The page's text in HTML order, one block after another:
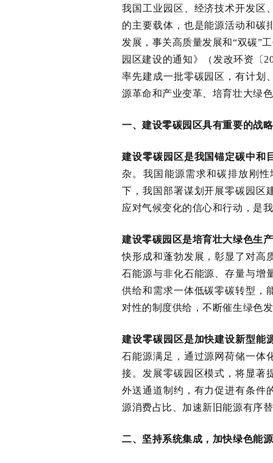
我国工业园区、经济技术开发区
的主要载体，也是能源活动和碳
发展，事关高质量发展和“双碳”
园区建设的通知》
（发改环资〔
率先建成一批零碳园区，有计划
源革命和产业变革、培育壮大绿
一、建设零碳园区具有重要的战
建设零碳园区是我国锚定碳中和
杂。我国能源需求和碳排放刚
下，我国部署谋划开展零碳园区
应对气候变化的信心和行动，是
建设零碳园区是培育壮大绿色生
快形成和蓬勃发展，彰显了对高
石能源与非化石能源、存量与增
供给和需求一体低碳零碳转型，
对性的制度供给，不断催生绿色
建设零碳园区是加快建设新型能
石能源满足，通过源网荷储一体
接。发展零碳园区模式，将显著
外送通道制约，有力促进有条件
源消费占比、加速新旧能源有序
二、坚持系统集成，加快绿色能